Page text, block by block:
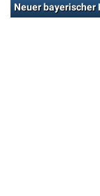
Neuer bayerischer